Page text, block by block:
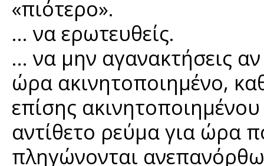
«πιότερο».
… να ερωτευθείς.
… να μην αγανακτήσεις
ώρα ακινητοποιημένο,
επίσης
αντίθετο ρεύμα για ώρα
πληγώνονται